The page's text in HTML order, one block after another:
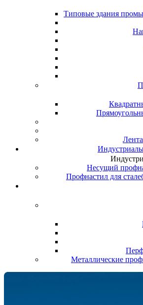
Типовые здания
Несущий
Профнастил для
Металлические